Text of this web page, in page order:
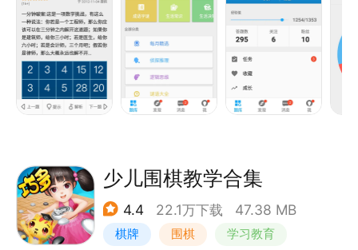
智力题库每日更新，超过十万道的侦探推理题和逻辑思
维训练题，烧脑益智学知识！
智力题目解析详细，让你看得明明白白！
智力题目多年龄覆盖，适合各个年龄用户大脑开发及逻
辑思维训练。
你想像福尔摩斯一样拥有超强侦探推理能力么？
你想像侦探可能一样拥有敏锐的逻辑思维能力么？
你想加入门萨会员，成为高智商俱乐部一员么？
赶紧下载33IQ，把思维训练装进你的口袋！
少儿围棋教学合集
4.4 22.1万下载 47.38 MB
棋牌 围棋 学习教育